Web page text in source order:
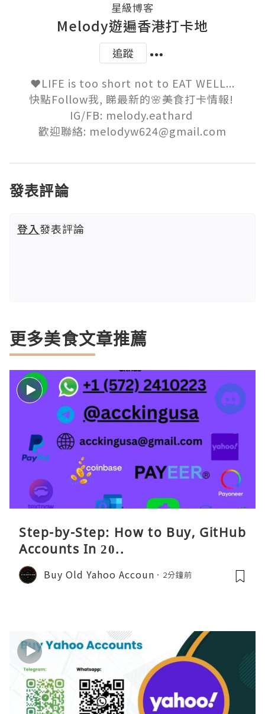
星級博客
Melody遊遍香港打卡地
追蹤
❤️LIFE is too short not to EAT WELL...
快點Follow我, 睇最新的🌸美食打卡情報!
IG/FB: melody.eathard
歡迎聯絡: melodyw624@gmail.com
發表評論
登入發表評論
更多美食文章推薦
Step-by-Step: How to Buy, GitHub
Accounts In 20..
Buy Old Yahoo Accoun 2分鐘前